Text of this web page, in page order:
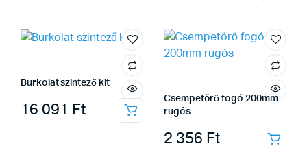
Burkolat szintező klt
16 091 Ft
Csempetörő fogó 200mm
rugós
2 356 Ft